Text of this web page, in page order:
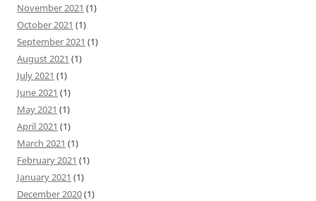
November 2021 (1)
October 2021 (1)
September 2021 (1)
August 2021 (1)
July 2021 (1)
June 2021 (1)
May 2021 (1)
April 2021 (1)
March 2021 (1)
February 2021 (1)
January 2021 (1)
December 2020(1)